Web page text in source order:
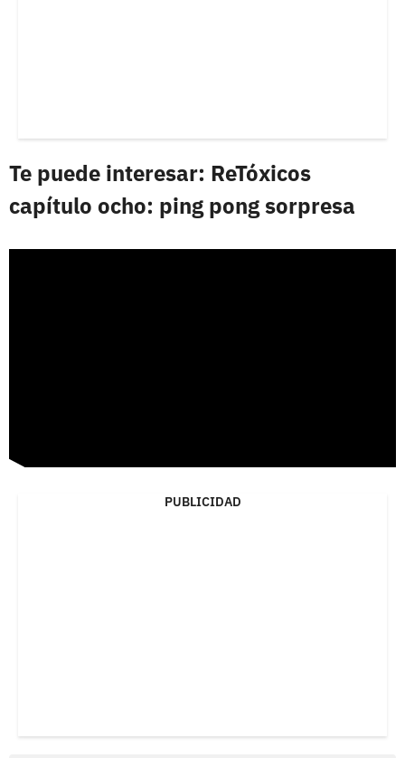
Te puede interesar: ReTóxicos
capítulo ocho: ping pong sorpresa
PUBLICIDAD